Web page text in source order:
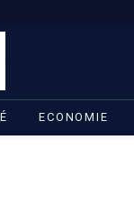
ECONOMIE